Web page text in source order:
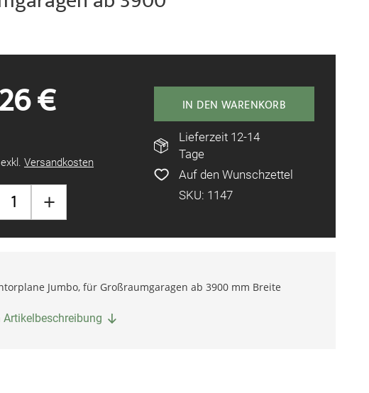
+
€
exkl. Versandkosten
IN DEN WARENKORB
Lieferzeit 12-14
Tage
Auf den Wunschzettel
SKU: 1147
Jumbo, für Großraumgaragen ab 3900 mm Breite